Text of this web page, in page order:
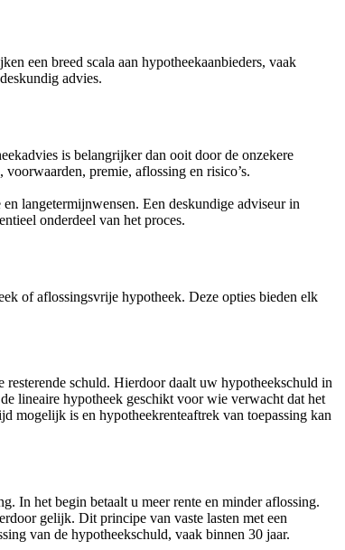
een breed scala aan hypotheekaanbieders, vaak
advies.
is belangrijker dan ooit door de onzekere
premie, aflossing en risico’s.
langetermijnwensen. Een deskundige adviseur in
onderdeel van het proces.
of aflossingsvrije hypotheek. Deze opties bieden elk
schuld. Hierdoor daalt uw hypotheekschuld in
lineaire hypotheek geschikt voor wie verwacht dat het
mogelijk is en hypotheekrenteaftrek van toepassing kan
In het begin betaalt u meer rente en minder aflossing.
gelijk. Dit principe van vaste lasten met een
van de hypotheekschuld, vaak binnen 30 jaar.